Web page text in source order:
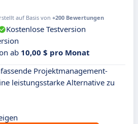
auf Basis von +200 Bewertungen
Kostenlose Testversion
ab 10,00 $ pro Monat
Projektmanagement-
leistungsstarke Alternative zu